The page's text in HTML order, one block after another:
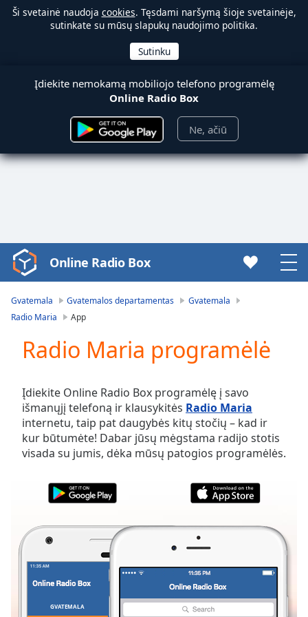
Ši svetainė naudoja cookies. Tęsdami naršymą šioje svetainėje,
sutinkate su mūsų slapukų naudojimo politika.
Įdiekite nemokamą mobiliojo telefono programėlę
Online Radio Box
Ne, ačiū
Video
Player
loading.
Video
Skip
Forward
Mute
Current
Time0:00
Duration-:-
Stream
Type
LIVE
Seek to
currently
Online Radio Box
Gvatemala Gvatemalos departamentas
Gvatemala
Radio Maria
App
Radio Maria programėlė
Įdiekite Online Radio Box programėlę į savo
išmanųjį telefoną ir klausykitės Radio Maria
internetu, taip pat daugybės kitų stočių – kad ir
kur būtumėte! Dabar jūsų mėgstama radijo stotis
visada su jumis, dėka mūsų patogios programėlės.
GVATEMALA